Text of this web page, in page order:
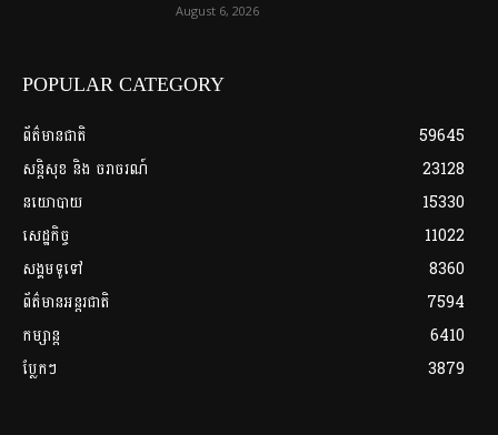
August 6, 2026
POPULAR CATEGORY
ព័ត៌មានជាតិ
59645
សន្តិសុខ និង ចរាចរណ៍
23128
នយោបាយ
15330
សេដ្ឋកិច្ច
11022
សង្គមទូទៅ
8360
ព័ត៌មានអន្តរជាតិ
7594
កម្សាន្ត
6410
ប្លែកៗ
3879